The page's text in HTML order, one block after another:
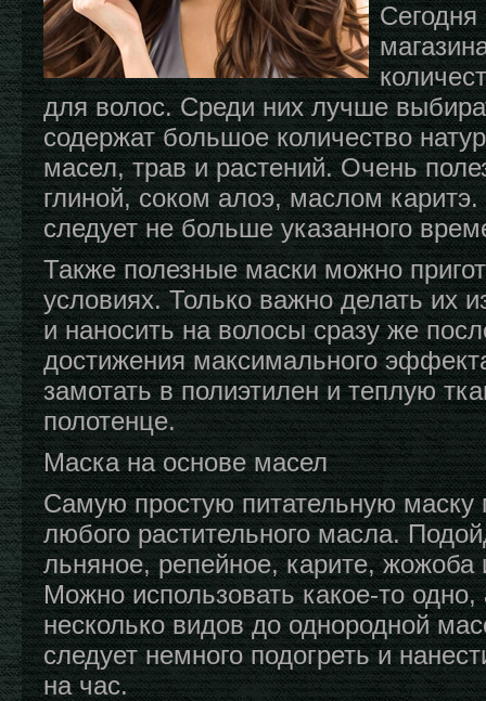
для волос. Среди них лучше
содержат большое количество
масел, трав и растений. Очень
глиной, соком алоэ, маслом
следует не больше указанного
Также полезные маски можно
условиях. Только важно делать их
и наносить на волосы сразу же
достижения максимального
замотать в полиэтилен и теплую
полотенце.
Маска на основе масел
Самую простую питательную маску
любого растительного масла.
льняное, репейное, карите, жожоба
Можно использовать какое-то
несколько видов до однородной
следует немного подогреть и
на час.